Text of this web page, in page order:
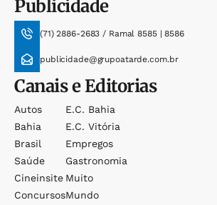
Publicidade
(71) 2886-2683 / Ramal 8585 | 8586
publicidade@grupoatarde.com.br
Canais e Editorias
Autos
Bahia
Brasil
Saúde
Cineinsite
Concursos
E.c. Bahia
E.c. Vitória
Empregos
Gastronomia
Muito
Mundo